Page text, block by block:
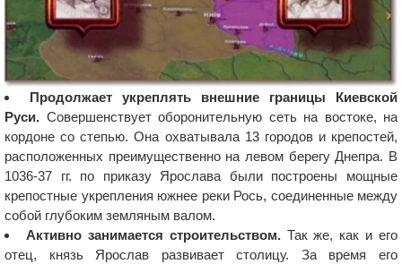
Продолжает укреплять внешние границы Киевской
Руси. Совершенствует оборонительную сеть на востоке, на
кордоне со степью. Она охватывала 13 городов и крепостей,
расположенных преимущественно на левом берегу Днепра. В
1036-37 гг. по приказу Ярослава были построены мощные
крепостные укрепления южнее реки Рось, соединенные между
собой глубоким земляным валом.
Активно занимается строительством.Так же, как и его
отец, князь Ярослав развивает столицу. За время его